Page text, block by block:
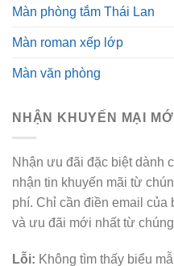
Màn phòng tắm Thái Lan
Màn roman xếp lớp
Màn văn phòng
NHẬN KHUYẾN MẠI MỚI
Nhận ưu đãi đặc biệt dành
nhận tin khuyến mãi từ
phí. Chỉ cần điền email của
và ưu đãi mới nhất từ
Lỗi: Không tìm thấy biểu